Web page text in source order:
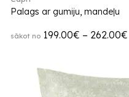
Palags ar gumiju, mandeļu
sākot no 199.00€ – 262.00€